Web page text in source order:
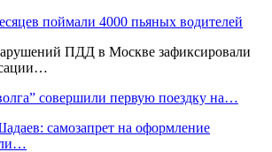
поймали 4000 пьяных водителей
ПДД в Москве зафиксировали
совершили первую поездку на…
самозапрет на оформление